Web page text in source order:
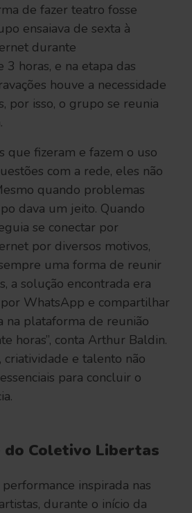
de fazer teatro fosse
ensaiava de sexta à
durante
3 horas, e na etapa das
houve a necessidade
por isso, o grupo se reunia
que fizeram e fazem o uso
com a rede, eles não
quando problemas
dava um jeito. Quando
se conectar por
por diversos motivos,
uma forma de reunir
a solução encontrada era
WhatsApp e compartilhar
na plataforma de reunião
horas”, conta Arthur Baldin.
criatividade e talento não
para concluir o
do Coletivo Libertas
inspirada nas
durante o início da